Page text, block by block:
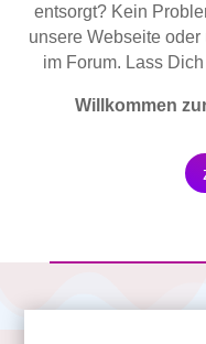
entsorgt? Kein
unsere Webseite
im Forum. Lass
Willkommen